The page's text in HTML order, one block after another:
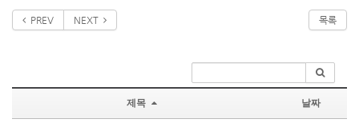
PREV NEXT 목록
제목 날짜